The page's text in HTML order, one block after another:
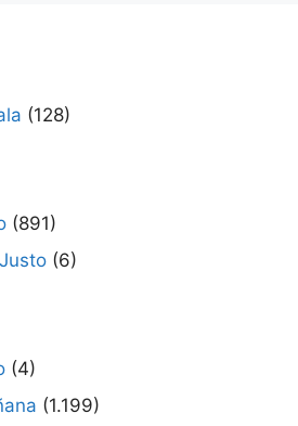
(128)
(891)
(6)
(4)
(1.199)